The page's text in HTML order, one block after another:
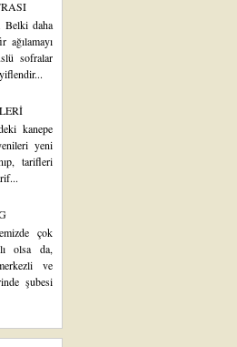
Belki daha
ağılamayı
sofralar
kanepe
yeni
tarifleri
çok
olsa da,
ve
şubesi